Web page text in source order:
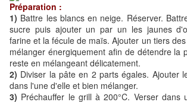
Préparation :
1) Battre les blancs en neige. Réserver.
sucre puis ajouter un par un les jaunes
farine et la fécule de maïs. Ajouter un tiers
mélanger énergiquement afin de détendre la
reste en mélangeant délicatement.
2) Diviser la pâte en 2 parts égales. Ajouter
dans l'une d'elle et bien mélanger.
3) Préchauffer le grill à 200°C. Verser dans